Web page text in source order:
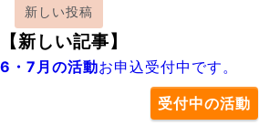
新しい投稿
【新しい記事】
6・7月の活動お申込受付中です。
受付中の活動